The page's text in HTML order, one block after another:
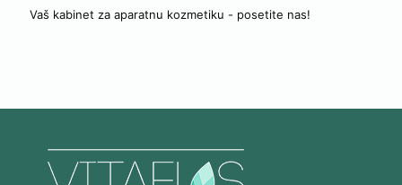
Vaš kabinet za aparatnu kozmetiku - posetite nas!